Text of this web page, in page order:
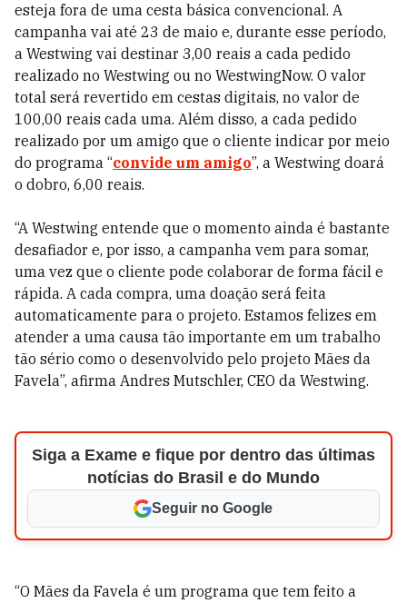
esteja fora de uma cesta básica convencional. A
campanha vai até 23 de maio e, durante esse período,
a Westwing vai destinar 3,00 reais a cada pedido
realizado no Westwing ou no WestwingNow. O valor
total será revertido em cestas digitais, no valor de
100,00 reais cada uma. Além disso, a cada pedido
realizado por um amigo que o cliente indicar por meio
do programa “convide um amigo”, a Westwing doará
o dobro, 6,00 reais.
“A Westwing entende que o momento ainda é bastante
desafiador e, por isso, a campanha vem para somar,
uma vez que o cliente pode colaborar de forma fácil e
rápida. A cada compra, uma doação será feita
automaticamente para o projeto. Estamos felizes em
atender a uma causa tão importante em um trabalho
tão sério como o desenvolvido pelo projeto Mães da
Favela”, afirma Andres Mutschler, CEO da Westwing.
Siga a Exame e fique por dentro das últimas
notícias do Brasil e do Mundo
Seguir no Google
“O Mães da Favela é um programa que tem feito a